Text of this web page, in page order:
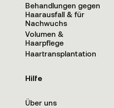
Behandlungen gegen
Haarausfall & für
Nachwuchs
Volumen &
Haarpflege
Haartransplantation
Hilfe
Über uns